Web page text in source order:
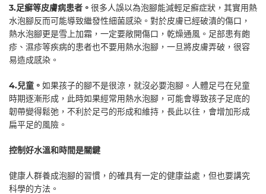
3.足癬等皮膚病患者。 很多人誤以為泡腳能減輕足癬症狀，其實用熱
水泡腳反而可能導致繼發性細菌感染。對於皮膚已經破潰的傷口，
熱水泡腳更是雪上加霜，一定要敞開傷口，乾燥通風。足部患有皰
疹、濕疹等疾病的患者也不要用熱水泡腳，一旦將皮膚弄破，很容
易造成感染。
4.兒童。 如果孩子的腳不是很涼，就沒必要泡腳。人體足弓在兒童
時期逐漸形成，此時如果經常用熱水泡腳，可能會導致孩子足底的
韌帶變得鬆弛，不利於足弓的形成和維持，長此以往，會增加形成
扁平足的風險。
控制好水溫和時間是關鍵
健康人群養成泡腳的習慣，的確具有一定的健康益處，但也要講究
科學的方法。